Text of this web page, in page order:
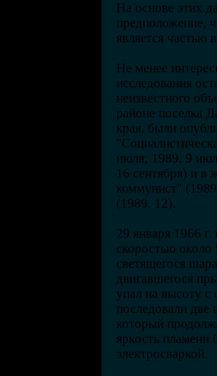
На основе этих
предположение,
является
Не менее
исследования
неизвестного
районе поселка
края, были
июля; 1989. 9
16 сентября) и
коммунист"
(1989. 12).
29 января 1966
скоростью около
светящегося
двигавшегося
упал на высоту с
последовали
который
яркость пламени
электросваркой.